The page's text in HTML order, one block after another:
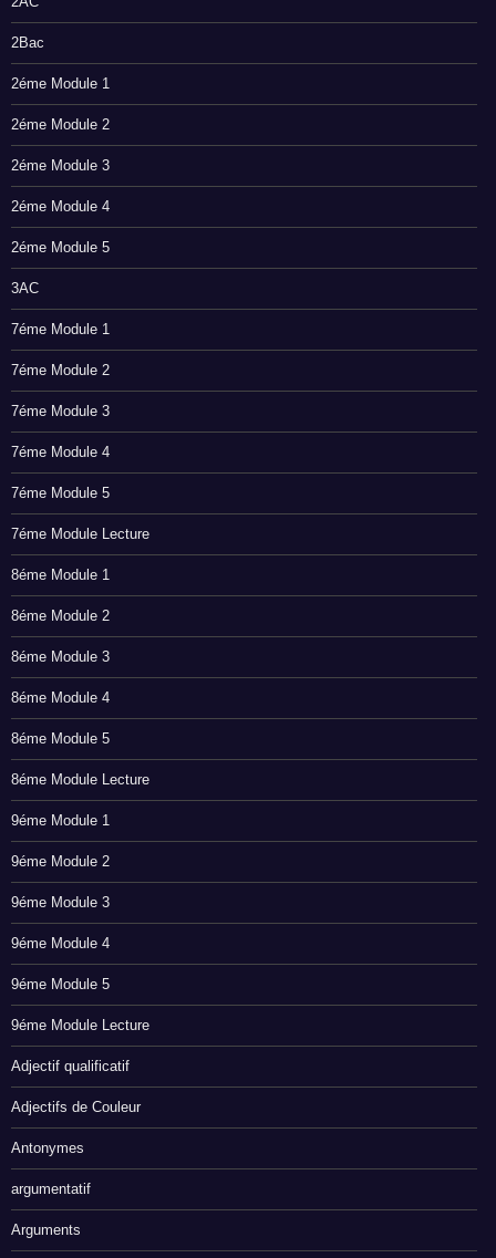
2Bac
2éme Module 1
2éme Module 2
2éme Module 3
2éme Module 4
2éme Module 5
3AC
7éme Module 1
7éme Module 2
7éme Module 3
7éme Module 4
7éme Module 5
7éme Module Lecture
8éme Module 1
8éme Module 2
8éme Module 3
8éme Module 4
8éme Module 5
8éme Module Lecture
9éme Module 1
9éme Module 2
9éme Module 3
9éme Module 4
9éme Module 5
9éme Module Lecture
Adjectif qualificatif
Adjectifs de Couleur
Antonymes
argumentatif
Arguments